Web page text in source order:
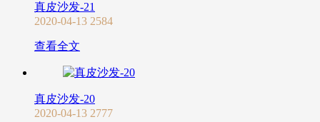
真皮沙发-21
2020-04-13 2584
查看全文
真皮沙发-20
2020-04-13 2777